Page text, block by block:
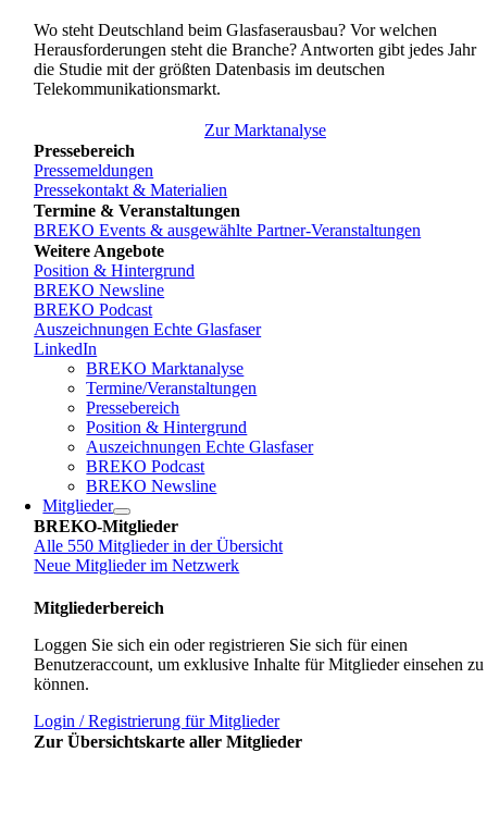
Wo steht Deutschland beim Glasfaserausbau? Vor welchen
Herausforderungen steht die Branche? Antworten gibt jedes Jahr
die Studie mit der größten Datenbasis im deutschen
Telekommunikationsmarkt.
Zur Marktanalyse
Pressebereich
Pressemeldungen
Pressekontakt & Materialien
Termine & Veranstaltungen
BREKO Events & ausgewählte Partner-Veranstaltungen
Weitere Angebote
Position & Hintergrund
BREKO Newsline
BREKO Podcast
Auszeichnungen Echte Glasfaser
LinkedIn
BREKO Marktanalyse
Termine/Veranstaltungen
Pressebereich
Position & Hintergrund
Auszeichnungen Echte Glasfaser
BREKO Podcast
BREKO Newsline
Mitglieder
BREKO-Mitglieder
Alle 550 Mitglieder in der Übersicht
Neue Mitglieder im Netzwerk
Mitgliederbereich
Loggen Sie sich ein oder registrieren Sie sich für einen
Benutzeraccount, um exklusive Inhalte für Mitglieder einsehen zu
können.
Login / Registrierung für Mitglieder
Zur Übersichtskarte aller Mitglieder